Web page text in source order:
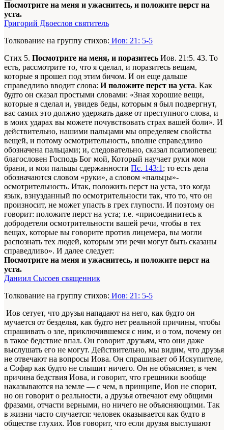
Посмотрите на меня и ужаснитесь, и положите перст на
уста.
Григорий Двоеслов святитель
Толкование на группу стихов: Иов: 21: 5-5
Стих 5. Посмотрите на меня, и поразитесь Иов. 21:5. 43. То
есть, рассмотрите то, что я сделал, и поразитесь вещам,
которые я прошел под этим бичом. И он еще дальше
справедливо вводит слова: И положите перст на уста. Как
будто он сказал простыми словами: «Зная хорошие вещи,
которые я сделал и, увидев беды, которым я был подвергнут,
вас самих это должно удержать даже от преступного слова, и
в моих ударах вы можете почувствовать страх вашей боли». И
действительно, нашими пальцами мы определяем свойства
вещей, и потому осмотрительность, вполне справедливо
обозначена пальцами; и, следовательно, сказал псалмопевец:
благословен Господь Бог мой, Который научает руки мои
брани, и мои пальцы сдержанности Пс. 143:1 ; то есть дела
обозначаются словом «руки», а словом «пальцы»-
осмотрительность. Итак, положить перст на уста, это когда
язык, взнузданный по осмотрительности так, что то, что он
произносит, не может упасть в грех глупости. И поэтому он
говорит: положите перст на уста; т.е. «присоединитесь к
добродетели осмотрительности вашей речи, чтобы в тех
вещах, которые вы говорите против лицемера, вы могли
распознать тех людей, которым эти речи могут быть сказаны
справедливо». И далее следует:
Посмотрите на меня и ужаснитесь, и положите перст на
уста.
Даниил Сысоев священник
Толкование на группу стихов: Иов: 21: 5-5
Иов сетует, что друзья нападают на него, как будто он
мучается от безделья, как будто нет реальной причины, чтобы
спрашивать о зле, приключившемся с ним, и о том, почему он
в такое бедствие впал. Он говорит друзьям, что они даже
выслушать его не могут. Действительно, мы видим, что друзья
не отвечают на вопросы Иова. Он спрашивает об Искупителе,
а Софар как будто не слышит ничего. Он не объясняет, в чем
причина бедствия Иова, и говорит, что грешники вообще
наказываются на земле — с чем, в принципе, Иов не спорит,
но он говорит о реальности, а друзья отвечают ему общими
фразами, отчасти верными, но ничего не объясняющими. Так
в жизни часто случается: человек оказывается как будто в
обществе глухих. Иов говорит, что если друзья выслушают